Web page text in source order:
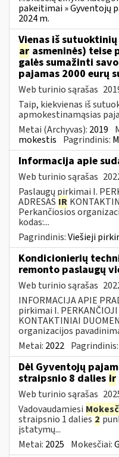
pakeitimai » Gyventojų
2024 m.
Vienas iš
ar asmeninės) teise
galės sumažinti
pajamas 2000 eurų
Web turinio sąrašas
Taip, kiekvienas iš
apmokestinamąsias
Metai (Archyvas): 2019
mokestis Pagrindinis:
Informacija apie
Web turinio sąrašas
Paslaugų pirkimai I.
ADRESAS IR
Perkančiosios
kodas:...
Pagrindinis:Viešieji
Kondicionierių
remonto paslaugų
Web turinio sąrašas
INFORMACIJA APIE
pirkimai I. PERKANČIOJI
KONTAKTINIAI
organizacijos
Metai: 2022 Pagrindinis:
Dėl Gyventojų
straipsnio 8 dalies ir
Web turinio sąrašas
Vadovaudamiesi
straipsnio 1 dalies2
įstatymų...
Metai: 2025 Mokesčiai: